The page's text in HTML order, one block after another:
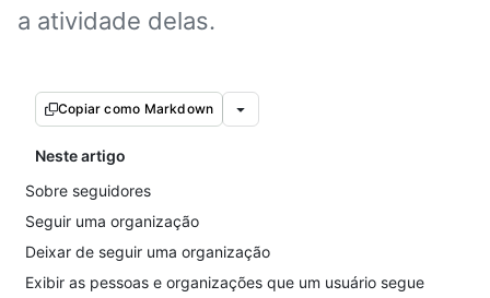
a atividade delas.
Copiar como Markdown
Neste artigo
Sobre seguidores
Seguir uma organização
Deixar de seguir uma organização
Exibir as pessoas e organizações que um usuário segue